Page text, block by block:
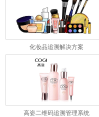
化妆品追溯解决方案
高姿二维码追溯管理系统